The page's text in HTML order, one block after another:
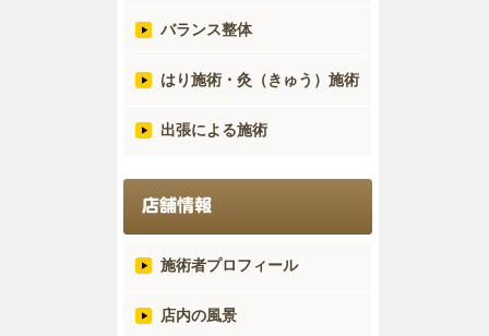
バランス整体
はり施術・灸（きゅう）施術
出張による施術
施術者プロフィール
店内の風景